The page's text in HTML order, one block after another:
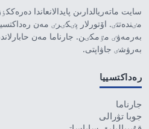
سايت ماتەريالدارىن پايدالانعاندا
مٸندەتتٸ. اۆتورلار پٸكٸرٸ مەن
بەرمەۋٸ مٷمكٸن. جارناما مەن
بەرۋشٸ جاۋاپتى.
رەداكتسييا
جارناما
جوبا تۋرالى